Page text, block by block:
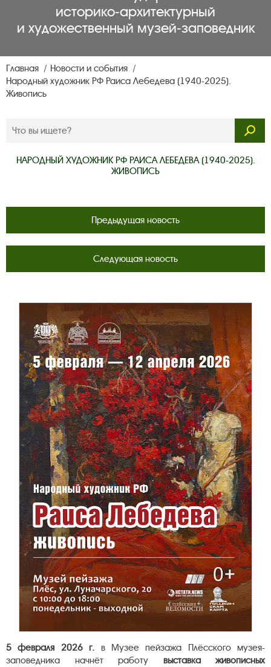
историко‑архитектурный
и художественный музей‑заповедник
Главная
Новости и события
Народный художник РФ Раиса Лебедева (1940-2025).
Живопись
НАРОДНЫЙ ХУДОЖНИК РФ РАИСА ЛЕБЕДЕВА (1940-2025).
ЖИВОПИСЬ
Предыдущая новость
Следующая новость
5 февраля 2026 г. в Музее пейзажа Плёсского музея-
заповедника начнёт работу выставка живописных